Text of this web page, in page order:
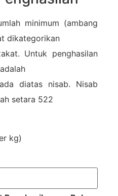
minimum (ambang
dikategorikan
Untuk penghasilan
diatas nisab. Nisab
setara 522
kg)